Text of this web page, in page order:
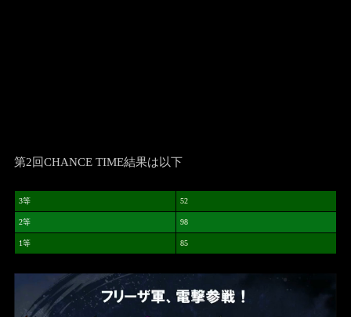
第2回CHANCE TIME結果は以下
3等 52
2等 98
1等 85